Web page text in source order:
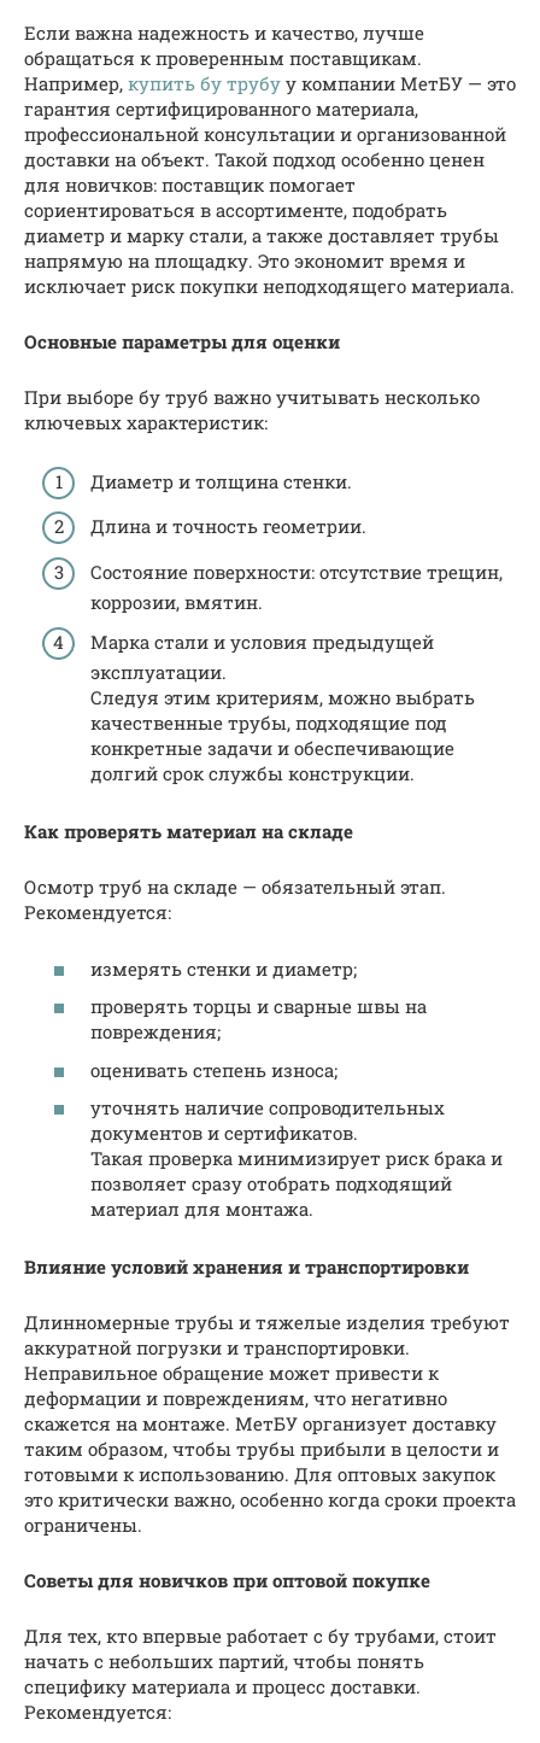
Если важна надежность и качество, лучше
обращаться к проверенным поставщикам.
Например, купить бу трубу у компании МетБУ — это
гарантия сертифицированного материала,
профессиональной консультации и организованной
доставки на объект. Такой подход особенно ценен
для новичков: поставщик помогает
сориентироваться в ассортименте, подобрать
диаметр и марку стали, а также доставляет трубы
напрямую на площадку. Это экономит время и
исключает риск покупки неподходящего материала.
Основные параметры для оценки
При выборе бу труб важно учитывать несколько
ключевых характеристик:
Диаметр и толщина стенки.
Длина и точность геометрии.
Состояние поверхности: отсутствие трещин,
коррозии, вмятин.
Марка стали и условия предыдущей
эксплуатации.
Следуя этим критериям, можно выбрать
качественные трубы, подходящие под
конкретные задачи и обеспечивающие
долгий срок службы конструкции.
Как проверять материал на складе
Осмотр труб на складе — обязательный этап.
Рекомендуется:
измерять стенки и диаметр;
проверять торцы и сварные швы на
повреждения;
оценивать степень износа;
уточнять наличие сопроводительных
документов и сертификатов.
Такая проверка минимизирует риск брака и
позволяет сразу отобрать подходящий
материал для монтажа.
Влияние условий хранения и транспортировки
Длинномерные трубы и тяжелые изделия требуют
аккуратной погрузки и транспортировки.
Неправильное обращение может привести к
деформации и повреждениям, что негативно
скажется на монтаже. МетБУ организует доставку
таким образом, чтобы трубы прибыли в целости и
готовыми к использованию. Для оптовых закупок
это критически важно, особенно когда сроки проекта
ограничены.
Советы для новичков при оптовой покупке
Для тех, кто впервые работает с бу трубами, стоит
начать с небольших партий, чтобы понять
специфику материала и процесс доставки.
Рекомендуется: